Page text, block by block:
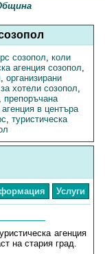
созопол, коли
агенция созопол,
, организирани
хотели созопол,
, препоръчана
в центъра
, туристическа
Услуги
агенция
на стария град.